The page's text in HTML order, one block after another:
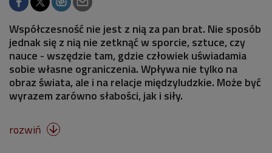
Współczesność nie jest z nią za pan brat. Nie sposób
jednak się z nią nie zetknąć w sporcie, sztuce, czy
nauce - wszędzie tam, gdzie człowiek uświadamia
sobie własne ograniczenia. Wpływa nie tylko na
obraz świata, ale i na relacje międzyludzkie. Może być
wyrazem zarówno słabości, jak i siły.
rozwiń 